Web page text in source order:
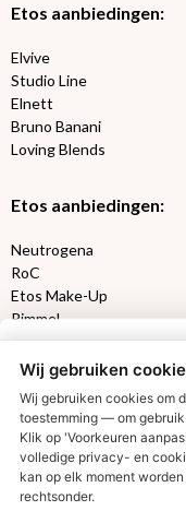
Etos aanbiedingen:
Elvive
Studio Line
Elnett
Bruno Banani
Loving Blends
Etos aanbiedingen:
Neutrogena
RoC
Etos Make-Up
Rimmel
Max Factor
Etos aanbiedingen:
Aussie
Gillette
Gezichtsverzorging
Wij gebruiken
Wij gebruiken cookies om
toestemming — om
Klik op 'Voorkeuren
volledige privacy- en
kan op elk moment
rechtsonder.